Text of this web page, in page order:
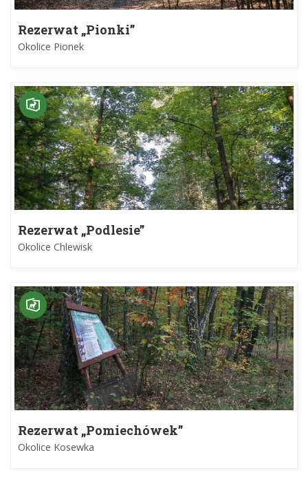
Rezerwat „Pionki”
Okolice Pionek
Rezerwat „Podlesie”
Okolice Chlewisk
Rezerwat „Pomiechówek”
Okolice Kosewka